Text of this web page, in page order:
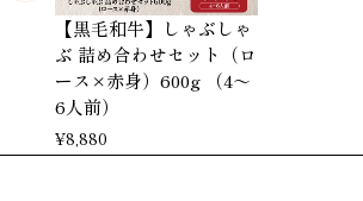
【黒毛和牛】しゃぶしゃ
ぶ 詰め合わせセット（ロ
ース×赤身）600g （4～
6人前）
¥8,880